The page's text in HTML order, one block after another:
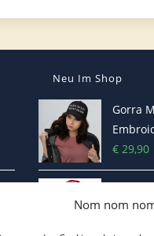
Nom nom
Neu Im Shop
Gorra
€29,90
bestickt